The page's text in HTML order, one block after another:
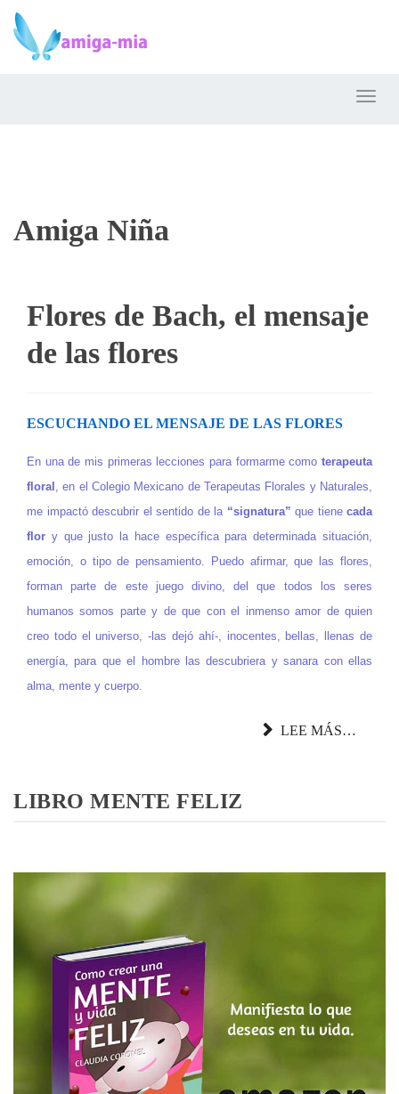
Amiga Niña
Flores de Bach, el mensaje
de las flores
ESCUCHANDO EL MENSAJE DE LAS FLORES
En una de mis primeras lecciones para formarme como terapeuta
floral , en el Colegio Mexicano de Terapeutas Florales y Naturales,
me impactó descubrir el sentido de la “signatura” que tiene cada
flor y que justo la hace específica para determinada situación,
emoción, o tipo de pensamiento. Puedo afirmar, que las flores,
forman parte de este juego divino, del que todos los seres
humanos somos parte y de que con el inmenso amor de quien
creo todo el universo, -las dejó ahí-, inocentes, bellas, llenas de
energía, para que el hombre las descubriera y sanara con ellas
alma, mente y cuerpo.
LEE MÁS…
LIBRO MENTE FELIZ